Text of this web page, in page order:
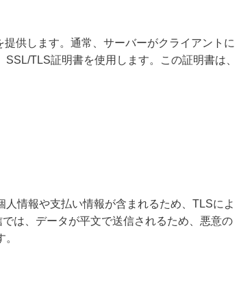
供します。通常、サーバーがクライアントに
TLS証明書を使用します。この証明書は、
情報や支払い情報が含まれるため、TLSによ
は、データが平文で送信されるため、悪意の